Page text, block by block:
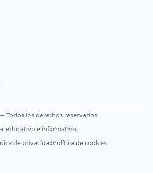
Todos los derechos reservados
educativo e informativo.
de privacidadPolítica de cookies